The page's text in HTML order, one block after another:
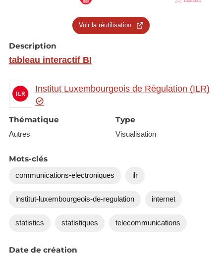
Voir la réutilisation
Description
tableau interactif BI
Institut Luxembourgeois de Régulation (ILR)
Thématique
Autres
Type
Visualisation
Mots-clés
communications-electroniques ilr
institut-luxembourgeois-de-regulation internet
statistics statistiques telecommunications
Date de création